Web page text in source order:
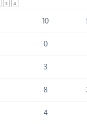
3 4
10
0
3
8
4